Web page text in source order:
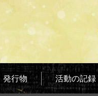
発行物 活動の記録